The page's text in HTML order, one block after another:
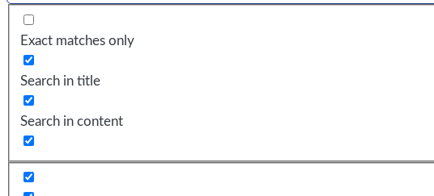
Exact matches only
Search in title
Search in content